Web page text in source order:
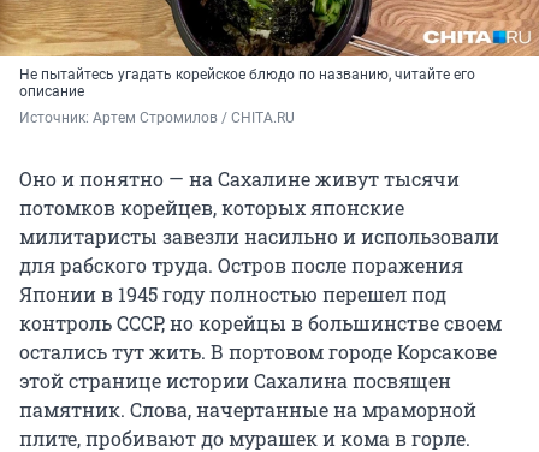
Не пытайтесь угадать корейское блюдо по названию, читайте его
описание
Источник: Артем Стромилов / CHITA.RU
Оно и понятно — на Сахалине живут тысячи
потомков корейцев, которых японские
милитаристы завезли насильно и использовали
для рабского труда. Остров после поражения
Японии в 1945 году полностью перешел под
контроль СССР, но корейцы в большинстве своем
остались тут жить. В портовом городе Корсакове
этой странице истории Сахалина посвящен
памятник. Слова, начертанные на мраморной
плите, пробивают до мурашек и кома в горле.